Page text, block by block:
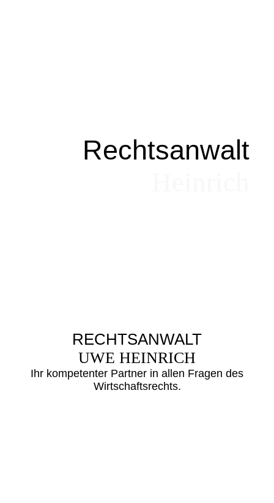
Rechtsanwalt
RECHTSANWALT
UWE HEINRICH
Ihr kompetenter Partner in allen Fragen des
Wirtschaftsrechts.